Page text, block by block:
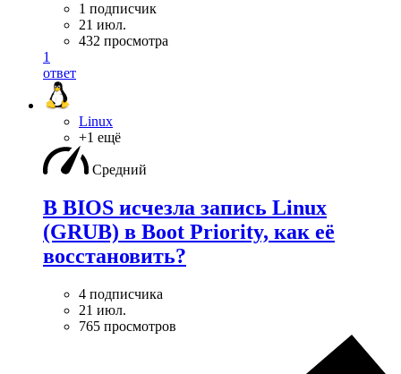
1 подписчик
21 июл.
432 просмотра
1
ответ
Linux
+1 ещё
Средний
В BIOS исчезла запись Linux
(GRUB) в Boot Priority, как её
восстановить?
4 подписчика
21 июл.
765 просмотров